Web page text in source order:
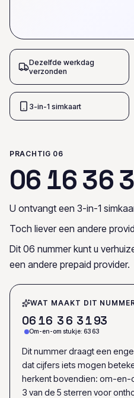
Dezelfde werkdag
verzonden
3-in-1 simkaart
PRACHTIG 06
06 16363
U ontvangt een 3-in-1
Toch liever een andere
Dit 06 nummer kunt u
een andere prepaid provider.
WAT MAAKT DIT
06 16 3 6 3193
Om-en-om stukje: 63 63
Dit nummer draagt een
dat cijfers iets mogen
herkent bovendien: om-en-
3 van de 5 sterren voor